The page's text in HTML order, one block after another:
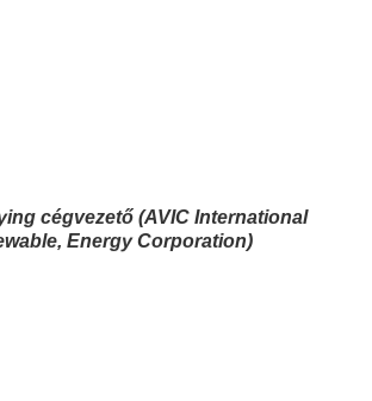
cégvezető (AVIC International
Energy Corporation)